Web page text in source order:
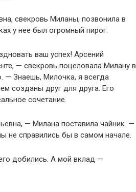
свекровь Миланы, позвонила в
у нее был огромный пирог.
ваш успех! Арсений
— свекровь поцеловала Милану в
— Знаешь, Милочка, я всегда
созданы друг для друга. Его
сочетание.
— Милана поставила чайник. —
не справились бы в самом начале.
добились. А мой вклад —